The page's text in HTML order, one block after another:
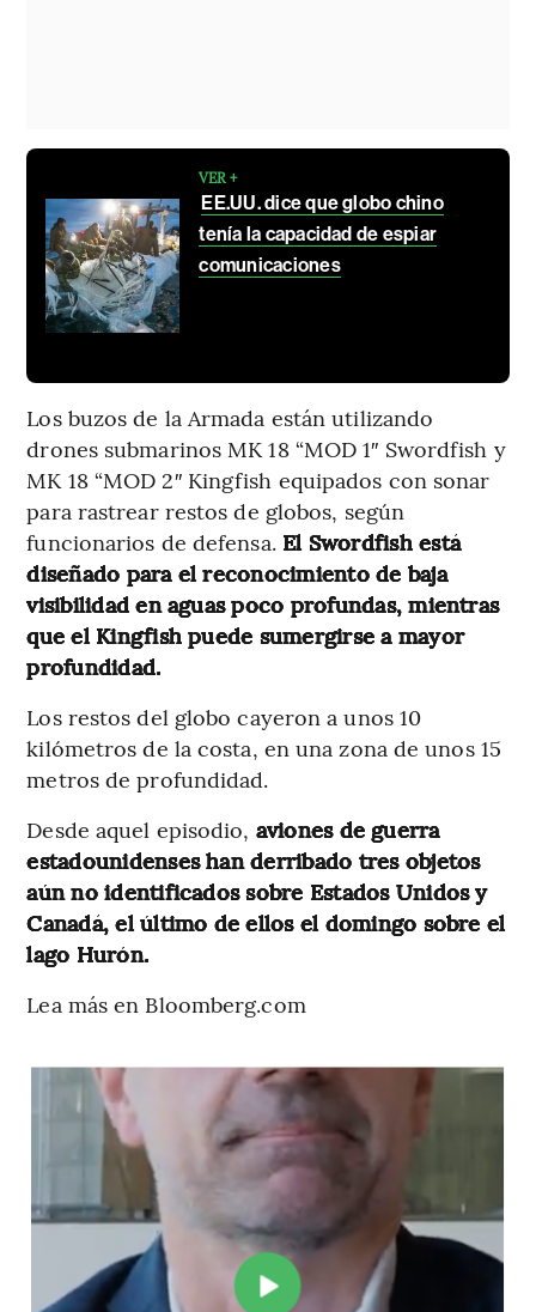
VER +
EE.UU. dice que globo chino
tenía la capacidad de espiar
comunicaciones
Los buzos de la Armada están utilizando
drones submarinos MK 18 “MOD 1″ Swordfish y
MK 18 “MOD 2″ Kingfish equipados con sonar
para rastrear restos de globos, según
funcionarios de defensa.El Swordfish está
diseñado para el reconocimiento de baja
visibilidad en aguas poco profundas, mientras
que el Kingfish puede sumergirse a mayor
profundidad.
Los restos del globo cayeron a unos 10
kilómetros de la costa, en una zona de unos 15
metros de profundidad.
Desde aquel episodio, aviones de guerra
estadounidenses han derribado tres objetos
aún no identificados sobre Estados Unidos y
Canadá, el último de ellos el domingo sobre el
lago Hurón.
Lea más en Bloomberg.com